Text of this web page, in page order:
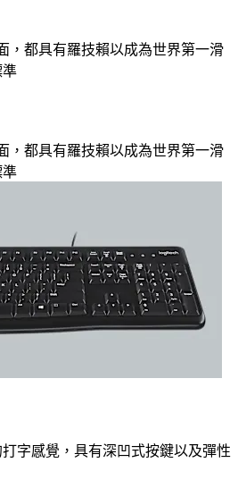
，都具有羅技賴以成為世界第一滑
準
，都具有羅技賴以成為世界第一滑
準
字感覺，具有深凹式按鍵以及彈性